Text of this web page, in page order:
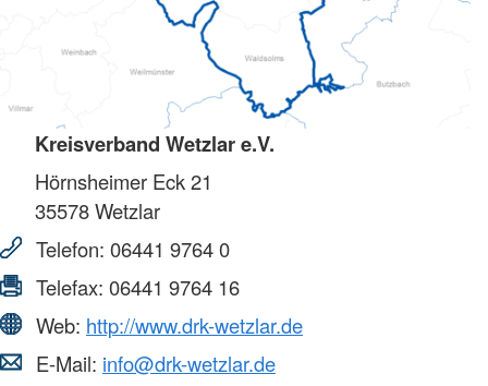
Kreisverband Wetzlar e.V.
Hörnsheimer Eck 21
35578Wetzlar
Telefon: 06441 9764 0
Telefax: 06441 9764 16
Web: http://www.drk-wetzlar.de
E-Mail: info@drk-wetzlar.de